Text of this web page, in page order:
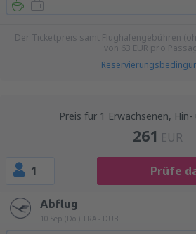
Der Ticketpreis samt Flughafengebühren
von 63 EUR pro
Preis für 1 Erwachsenen, Hin-
261 EUR
1 Prüfe
Abflug
10 Sep (Do.) FRA - DUB